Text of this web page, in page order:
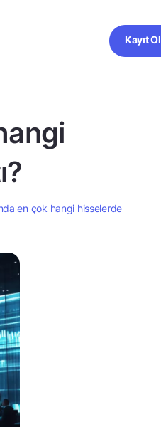
Kayıt Ol
en çok hangi hisselerde